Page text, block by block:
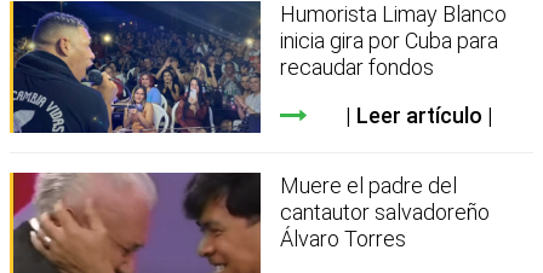
Humorista Limay Blanco
inicia gira por Cuba para
recaudar fondos
Leer artículo
Muere el padre del
cantautor salvadoreño
Álvaro Torres